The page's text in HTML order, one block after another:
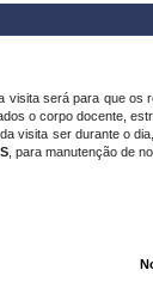
visita será para que
o corpo docente,
visita ser durante o
, para manutenção de